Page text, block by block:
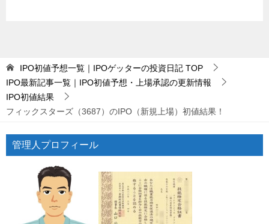
IPO初値予想一覧｜IPOゲッターの投資日記 TOP
IPO最新記事一覧｜IPO初値予想・上場承認の更新情報
IPO初値結果
フィックスターズ（3687）のIPO（新規上場）初値結果！
管理人プロフィール